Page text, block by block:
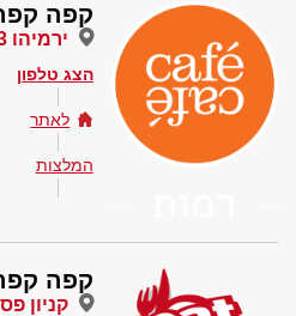
קפה קפה
ירמיהו 43, סנטר 1, ירושלים
הצג טלפון
לאתר
המלצות
קפה
קניון